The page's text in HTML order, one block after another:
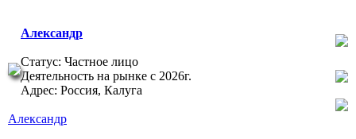
Александр
Статус: Частное лицо
Деятельность на рынке с 2026г.
Адрес: Россия, Калуга
Александр